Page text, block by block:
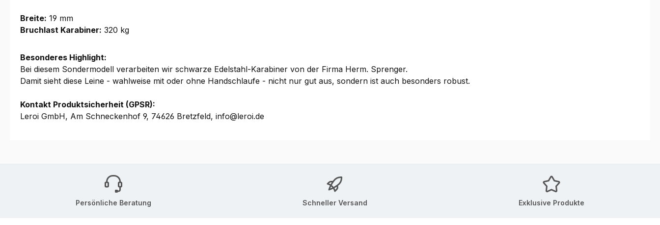
Breite: 19 mm
Bruchlast Karabiner: 320 kg
Besonderes Highlight:
Bei diesem Sondermodell verarbeiten wir schwarze Edelstahl-Karabiner von der Firma Herm. Sprenger.
Damit sieht diese Leine - wahlweise mit oder ohne Handschlaufe - nicht nur gut aus, sondern ist auch besonders robust.
Kontakt Produktsicherheit (GPSR):
Leroi GmbH, Am Schneckenhof 9, 74626 Bretzfeld, info@leroi.de
Persönliche Beratung Schneller Versand Exklusive Produkte